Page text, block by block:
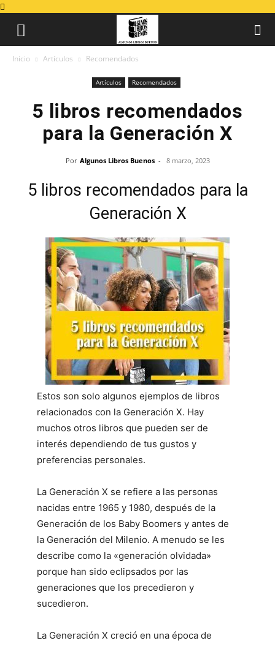
Inicio Artículos Recomendados
Artículos Recomendados
5 libros recomendados
para la Generación X
Por Algunos Libros Buenos - 8 marzo, 2023
5 libros recomendados para la
Generación X
Estos son solo algunos ejemplos de libros
relacionados con la Generación X. Hay
muchos otros libros que pueden ser de
interés dependiendo de tus gustos y
preferencias personales.
La Generación X se refiere a las personas
nacidas entre 1965 y 1980, después de la
Generación de los Baby Boomers y antes de
la Generación del Milenio. A menudo se les
describe como la «generación olvidada»
porque han sido eclipsados por las
generaciones que los precedieron y
sucedieron.
La Generación X creció en una época de